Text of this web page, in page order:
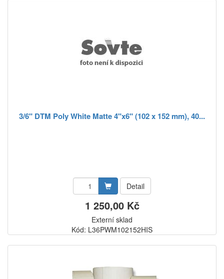
3/6" DTM Poly White Matte 4"x6" (102 x 152 mm), 40...
Detail
1 250,00 Kč
Externí sklad
Kód: L36PWM102152HIS